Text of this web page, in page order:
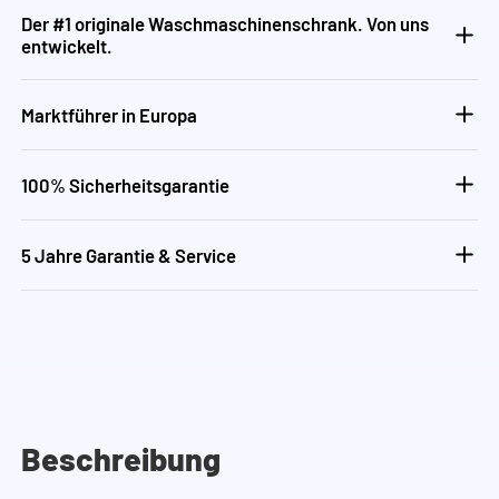
Der #1 originale Waschmaschinenschrank. Von uns
entwickelt.
Marktführer in Europa
100% Sicherheitsgarantie
5 Jahre Garantie & Service
Beschreibung